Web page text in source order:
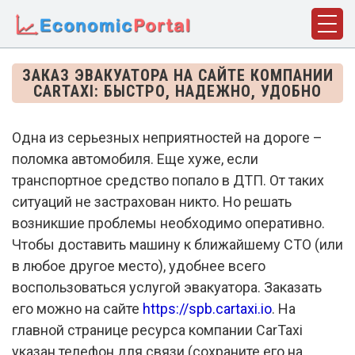
ЗАКАЗ ЭВАКУАТОРА НА САЙТЕ КОМПАНИИ
CARTAXI: БЫСТРО, НАДЕЖНО, УДОБНО
Одна из серьезных неприятностей на дороге –
поломка автомобиля. Еще хуже, если
транспортное средство попало в ДТП. От таких
ситуаций не застрахован никто. Но решать
возникшие проблемы необходимо оперативно.
Чтобы доставить машину к ближайшему СТО (или
в любое другое место), удобнее всего
воспользоваться услугой эвакуатора. Заказать
его можно на сайте https://spb.cartaxi.io. На
главной странице ресурса компании CarTaxi
указан телефон для связи (сохраните его на
ГЛАВНАЯ
ПОНЯТИЯ
ФАКТЫ
ИСТОРИЯ
БИОГРАФИИ
КОМПАНИИ
СТАТЬИ
СЛОВАРЬ